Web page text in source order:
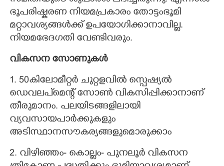
ഭൂപരിഷ്കരണ നിയമപ്രകാരം തോട്ടംഭൂമി
മറ്റാവശ്യങ്ങൾക്ക് ഉപയോഗിക്കാനാവില്ല.
നിയമഭേദഗതി വേണ്ടിവരും. ‌
വികസന സോണുകൾ
1. 50കിലോമീറ്റർ ചുറ്റളവിൽ സ്പെഷ്യൽ
ഡെവലപ്മെന്റ് സോൺ വികസിപ്പിക്കാനാണ്
തീരുമാനം. പലയിടങ്ങളിലായി
വ്യവസായപാർക്കുകളും
അടിസ്ഥാനസൗകര്യങ്ങളുമൊരുക്കാം
2. വിഴിഞ്ഞം- കൊല്ലം- പുനലൂർ വികസന